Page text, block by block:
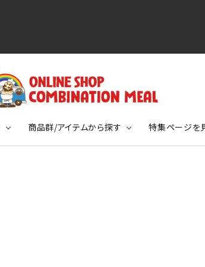
商品群/アイテムから探す 特集ページを